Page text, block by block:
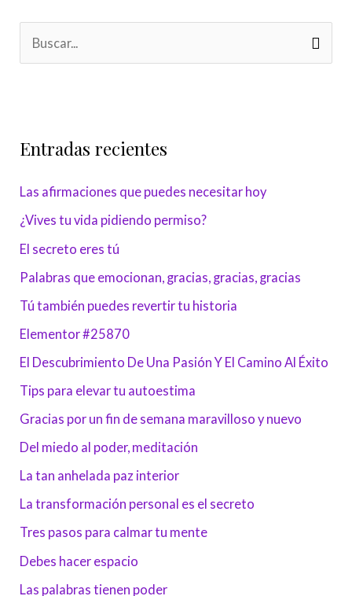
a
p
o
r
:
Entradas recientes
Las afirmaciones que puedes necesitar hoy
¿Vives tu vida pidiendo permiso?
El secreto eres tú
Palabras que emocionan, gracias, gracias, gracias
Tú también puedes revertir tu historia
Elementor #25870
El Descubrimiento De Una Pasión Y El Camino Al Éxito
Tips para elevar tu autoestima
Gracias por un fin de semana maravilloso y nuevo
Del miedo al poder, meditación
La tan anhelada paz interior
La transformación personal es el secreto
Tres pasos para calmar tu mente
Debes hacer espacio
Las palabras tienen poder